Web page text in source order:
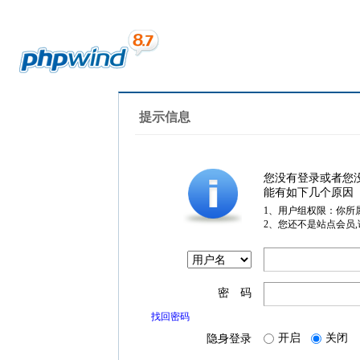
提示信息
您没有登录或者您
能有如下几个原因
1、用户组权限：你所
2、您还不是站点会员
密 码
找回密码
隐身登录 开启 关闭